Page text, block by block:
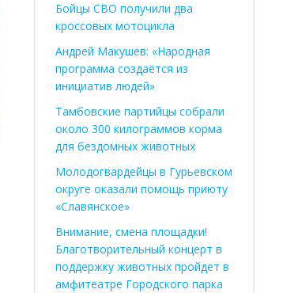
Бойцы СВО получили два
кроссовых мотоцикла
Андрей Макушев: «Народная
программа создаётся из
инициатив людей»
Тамбовские партийцы собрали
около 300 килограммов корма
для бездомных животных
Молодогвардейцы в Гурьевском
округе оказали помощь приюту
«Славянское»
Внимание, смена площадки!
Благотворительный концерт в
поддержку животных пройдет в
амфитеатре Городского парка